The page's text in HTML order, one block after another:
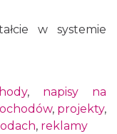
w systemie
, napisy na
, projekty,
, reklamy